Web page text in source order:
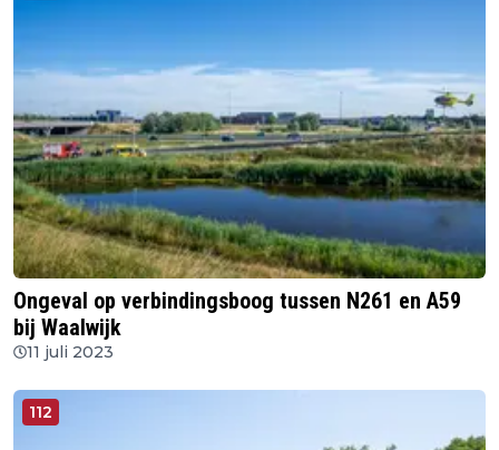
Ongeval op verbindingsboog tussen N261 en A59
bij Waalwijk
11 juli 2023
112